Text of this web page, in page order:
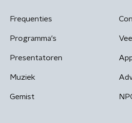
Frequenties
Programma's
Presentatoren
Muziek
Gemist